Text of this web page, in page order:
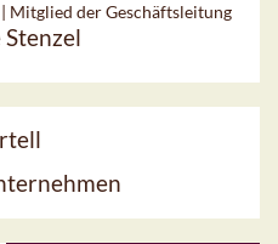
Mitglied der Geschäftsleitung
Stenzel